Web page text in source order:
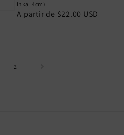
Inka (4cm)
Preço
A partir de $22.00 USD
2